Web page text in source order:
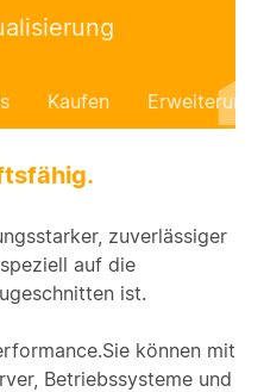
Kaufen
zuverlässiger
auf die
ist.
können mit
Betriebssysteme und